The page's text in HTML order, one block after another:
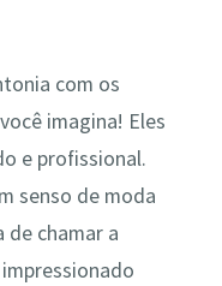
com os
imagina! Eles
e profissional.
senso de moda
chamar a